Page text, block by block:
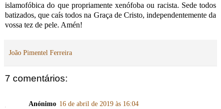
islamofóbica do que propriamente xenófoba ou racista. Sede todos
batizados, que caís todos na Graça de Cristo, independentemente da
vossa tez de pele. Amén!
João Pimentel Ferreira
7 comentários:
Anónimo 16 de abril de 2019 às 16:04